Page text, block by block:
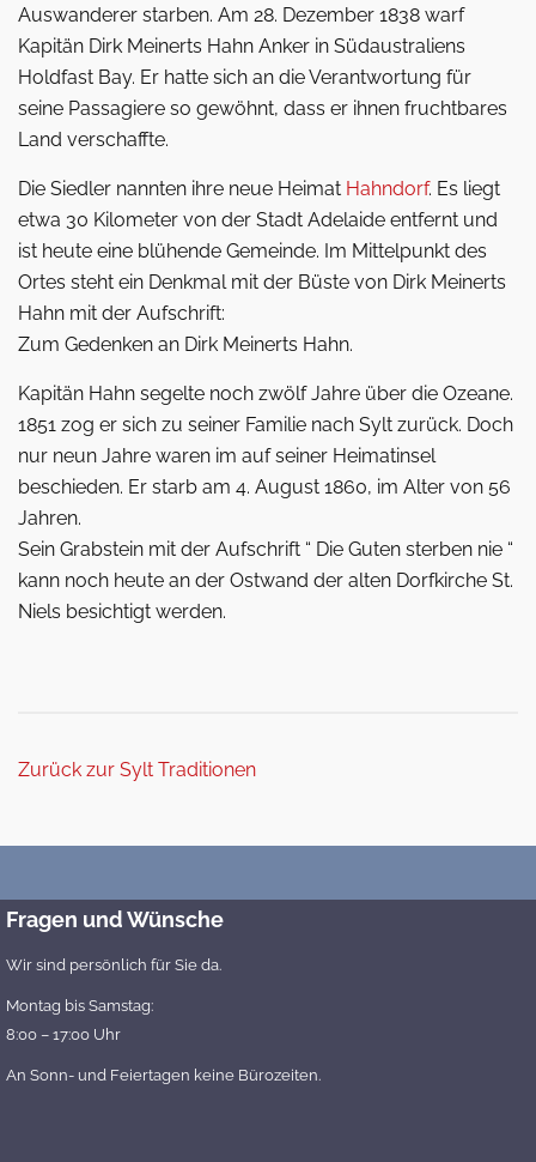
Auswanderer starben. Am 28. Dezember 1838 warf
Kapitän Dirk Meinerts Hahn Anker in Südaustraliens
Holdfast Bay. Er hatte sich an die Verantwortung für
seine Passagiere so gewöhnt, dass er ihnen fruchtbares
Land verschaffte.
Die Siedler nannten ihre neue Heimat Hahndorf. Es liegt
etwa 30 Kilometer von der Stadt Adelaide entfernt und
ist heute eine blühende Gemeinde. Im Mittelpunkt des
Ortes steht ein Denkmal mit der Büste von Dirk Meinerts
Hahn mit der Aufschrift:
Zum Gedenken an Dirk Meinerts Hahn.
Kapitän Hahn segelte noch zwölf Jahre über die Ozeane.
1851 zog er sich zu seiner Familie nach Sylt zurück. Doch
nur neun Jahre waren im auf seiner Heimatinsel
beschieden. Er starb am 4. August 1860, im Alter von 56
Jahren.
Sein Grabstein mit der Aufschrift “ Die Guten sterben nie “
kann noch heute an der Ostwand der alten Dorfkirche St.
Niels besichtigt werden.
Zurück zur Sylt Traditionen
Fragen und Wünsche
Wir sind persönlich für Sie da.
Montag bis Samstag:
8:00 – 17:00 Uhr
An Sonn- und Feiertagen keine Bürozeiten.